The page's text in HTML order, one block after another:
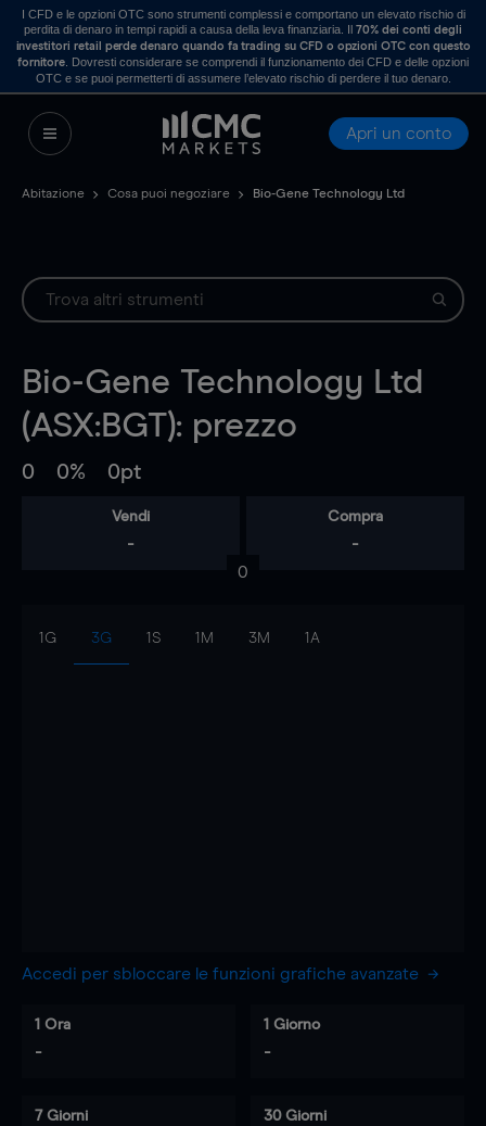
I CFD e le opzioni OTC sono strumenti complessi e comportano un elevato rischio di
perdita di denaro in tempi rapidi a causa della leva finanziaria. Il70% dei conti degli
investitori retail perde denaro quando fa trading su CFD o opzioni OTC con questo
fornitore . Dovresti considerare se comprendi il funzionamento dei CFD e delle opzioni
OTC e se puoi permetterti di assumere l’elevato rischio di perdere il tuo denaro.
Apri un conto
Abitazione Cosa puoi negoziare Bio-Gene Technology Ltd
Bio-Gene Technology Ltd
(ASX:BGT): prezzo
0 0% 0pt
Vendi
-
Compra
-
0
1G 3G 1S 1M 3M 1A
Accedi per sbloccare le funzioni grafiche avanzate
1 Ora
-
1 Giorno
-
7 Giorni 30 Giorni